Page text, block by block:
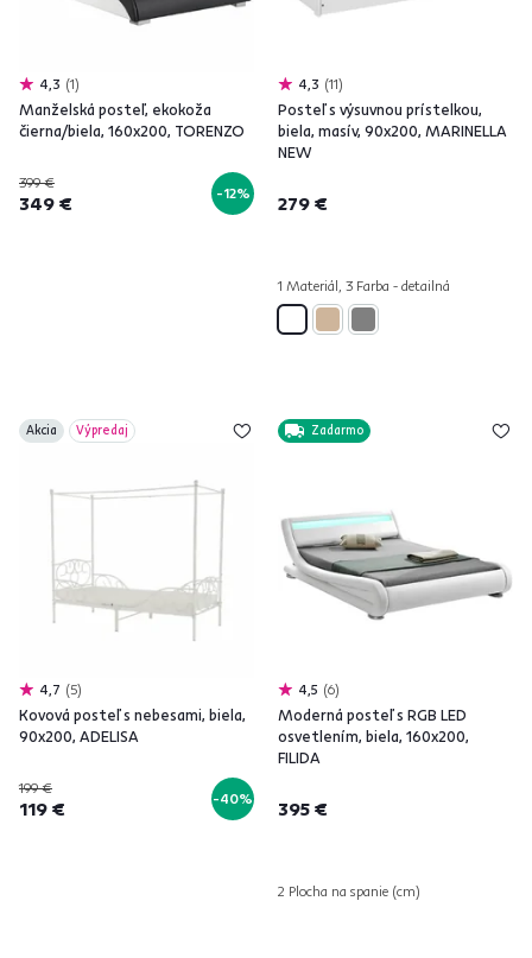
4,3 1
Manželská posteľ, ekokoža
čierna/biela, 160x200, TORENZO
399 €
349 € -12%
4,3 11
Posteľ s výsuvnou prístelkou,
biela, masív, 90x200, MARINELLA
NEW
279 €
1 Materiál, 3 Farba - detailná
Akcia Výpredaj
4,7 5
Kovová posteľ s nebesami, biela,
90x200, ADELISA
199 €
119 € -40%
Zadarmo
4,5 6
Moderná posteľ s RGB LED
osvetlením, biela, 160x200,
FILIDA
395 €
2 Plocha na spanie (cm)